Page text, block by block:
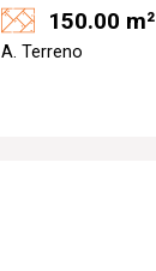
150.00 m²
A. Terreno